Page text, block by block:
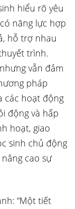
hiểu rõ yêu
năng lực hợp
hỗ trợ nhau
trình.
vẫn đảm
pháp
các hoạt động
động và hấp
hoạt, giao
sinh chủ động
cao sự
“Một tiết